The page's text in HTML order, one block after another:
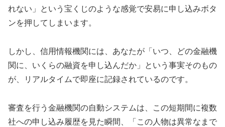
れない」という宝くじのような感覚で安易に申し込みボタ
ンを押してしまいます。
しかし、信用情報機関には、あなたが「いつ、どの金融機
関に、いくらの融資を申し込んだか」という事実そのもの
が、リアルタイムで即座に記録されているのです。
審査を行う金融機関の自動システムは、この短期間に複数
社への申し込み履歴を見た瞬間、「この人物は異常なまで